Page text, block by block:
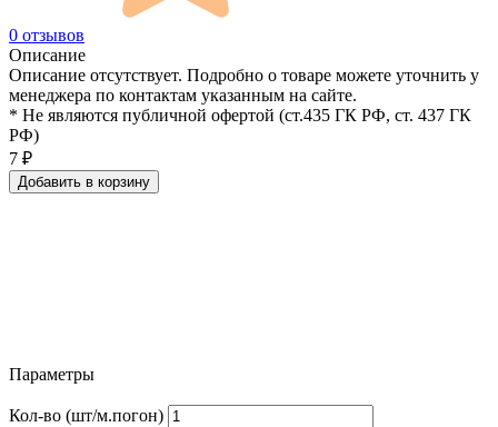
0 отзывов
Описание
Описание отсутствует. Подробно о товаре можете уточнить у
менеджера по контактам указанным на сайте.
* Не являются публичной офертой (ст.435 ГК РФ, cт. 437 ГК
РФ)
7 ₽
Добавить в корзину
Параметры
Кол-во (шт/м.погон)